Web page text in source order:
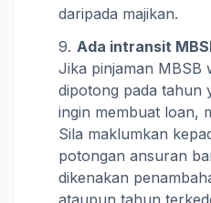
daripada majikan.
Ada intransit
Jika pinjaman MBSB
dipotong pada tahun
ingin membuat loan,
Sila maklumkan
potongan ansuran
dikenakan
ataupun tahun